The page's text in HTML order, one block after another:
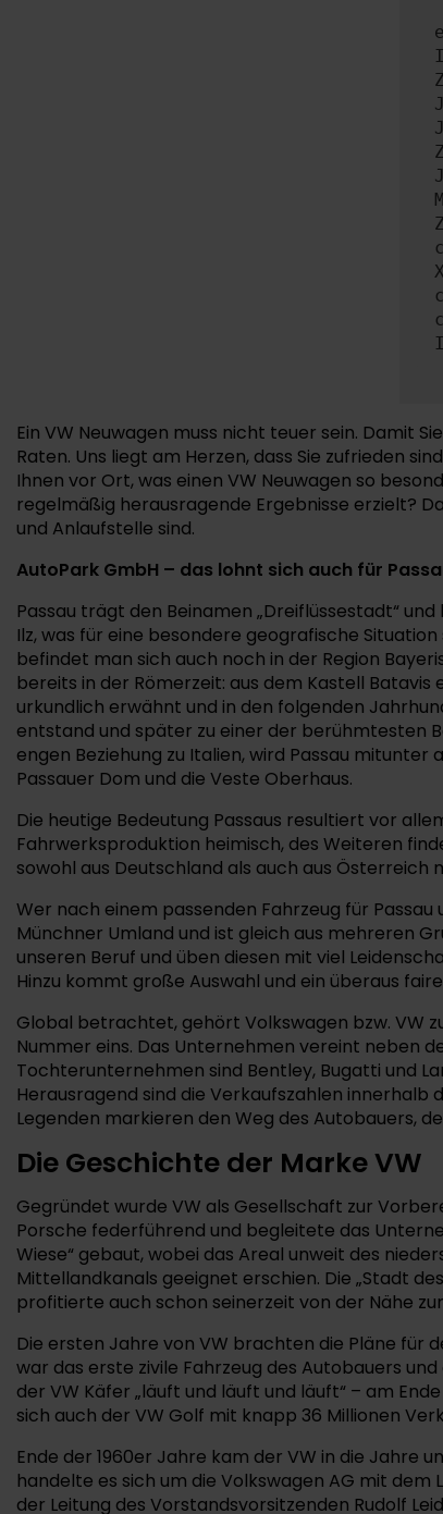
Ein VW Neuwagen muss nicht teuer sein. Damit
Raten. Uns liegt am Herzen, dass Sie zufrieden
Ihnen vor Ort, was einen VW Neuwagen so
regelmäßig herausragende Ergebnisse erzielt?
und Anlaufstelle sind.
AutoPark GmbH – das lohnt sich auch für
Passau trägt den Beinamen „Dreiflüssestadt“
Ilz, was für eine besondere geografische
befindet man sich auch noch in der Region
bereits in der Römerzeit: aus dem Kastell
urkundlich erwähnt und in den folgenden
entstand und später zu einer der berühmtesten
engen Beziehung zu Italien, wird Passau
Passauer Dom und die Veste Oberhaus.
Die heutige Bedeutung Passaus resultiert vor
Fahrwerksproduktion heimisch, des Weiteren
sowohl aus Deutschland als auch aus
Wer nach einem passenden Fahrzeug für
Münchner Umland und ist gleich aus mehreren
unseren Beruf und üben diesen mit viel
Hinzu kommt große Auswahl und ein überaus
Global betrachtet, gehört Volkswagen bzw. VW
Nummer eins. Das Unternehmen vereint neben
Tochterunternehmen sind Bentley, Bugatti und
Herausragend sind die Verkaufszahlen innerhalb
Legenden markieren den Weg des Autobauers,
Die Geschichte der Marke VW
Gegründet wurde VW als Gesellschaft zur
Porsche federführend und begleitete das
Wiese“ gebaut, wobei das Areal unweit des
Mittellandkanals geeignet erschien. Die „Stadt
profitierte auch schon seinerzeit von der Nähe
Die ersten Jahre von VW brachten die Pläne für
war das erste zivile Fahrzeug des Autobauers
der VW Käfer „läuft und läuft und läuft“ – am
sich auch der VW Golf mit knapp 36 Millionen
Ende der 1960er Jahre kam der VW in die Jahre
handelte es sich um die Volkswagen AG mit
der Leitung des Vorstandsvorsitzenden Rudolf